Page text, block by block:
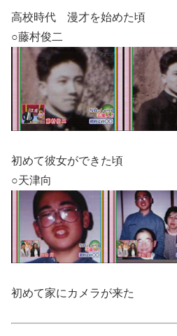
高校時代 漫才を始めた頃
○藤村俊二
初めて彼女ができた頃
○天津向
初めて家にカメラが来た